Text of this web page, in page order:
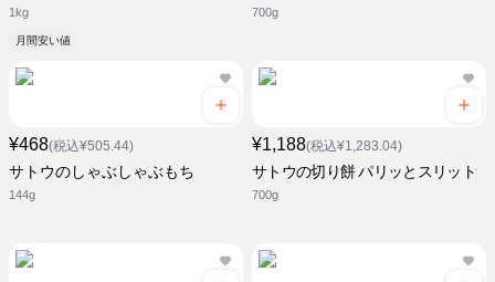
1kg
月間安い値
700g
¥468(税込¥505.44)
サトウのしゃぶしゃぶもち
144g
¥1,188(税込¥1,283.04)
サトウの切り餅 パリッとスリット
700g